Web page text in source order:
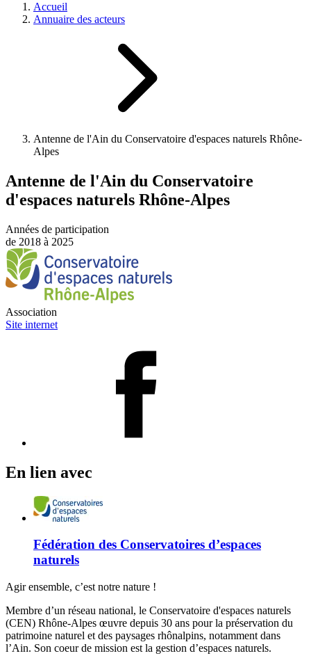
Accueil
Annuaire des acteurs
Antenne de l'Ain du Conservatoire d'espaces naturels Rhône-
Alpes
Antenne de l'Ain du Conservatoire
d'espaces naturels Rhône-Alpes
Années de participation
de 2018 à 2025
Association
Site internet
En lien avec
Fédération des Conservatoires d’espaces
naturels
Agir ensemble, c’est notre nature !
Membre d’un réseau national, le Conservatoire d'espaces naturels
(CEN) Rhône-Alpes œuvre depuis 30 ans pour la préservation du
patrimoine naturel et des paysages rhônalpins, notamment dans
l’Ain. Son coeur de mission est la gestion d’espaces naturels.